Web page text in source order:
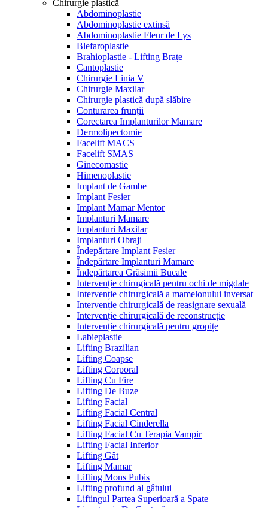
Chirurgie plastică
Abdominoplastie
Abdominoplastie extinsă
Abdominoplastie Fleur de Lys
Blefaroplastie
Brahioplastie - Lifting Brațe
Cantoplastie
Chirurgie Linia V
Chirurgie Maxilar
Chirurgie plastică după slăbire
Conturarea frunții
Corectarea Implanturilor Mamare
Dermolipectomie
Facelift MACS
Facelift SMAS
Ginecomastie
Himenoplastie
Implant de Gambe
Implant Fesier
Implant Mamar Mentor
Implanturi Mamare
Implanturi Maxilar
Implanturi Obraji
Îndepărtare Implant Fesier
Îndepărtare Implanturi Mamare
Îndepărtarea Grăsimii Bucale
Intervenție chirugicală pentru ochi de migdale
Intervenție chirurgicală a mamelonului inversat
Intervenție chirurgicală de reasignare sexuală
Intervenție chirurgicală de reconstrucție
Intervenție chirurgicală pentru gropițe
Labieplastie
Lifting Brazilian
Lifting Coapse
Lifting Corporal
Lifting Cu Fire
Lifting De Buze
Lifting Facial
Lifting Facial Central
Lifting Facial Cinderella
Lifting Facial Cu Terapia Vampir
Lifting Facial Inferior
Lifting Gât
Lifting Mamar
Lifting Mons Pubis
Lifting profund al gâtului
Liftingul Partea Superioară a Spate